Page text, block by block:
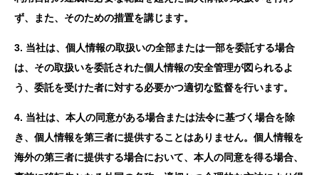
ず、また、そのための措置を講じます。
3. 当社は、個人情報の取扱いの全部または一部を委託する場合
は、その取扱いを委託された個人情報の安全管理が図られるよ
う、委託を受けた者に対する必要かつ適切な監督を行います。
4. 当社は、本人の同意がある場合または法令に基づく場合を除
き、個人情報を第三者に提供することはありません。個人情報を
海外の第三者に提供する場合において、本人の同意を得る場合、